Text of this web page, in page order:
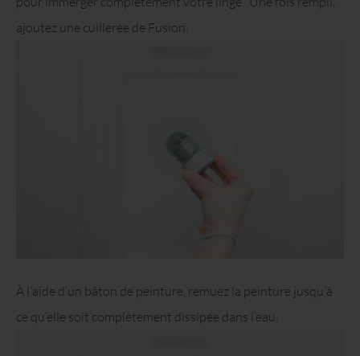
ajoutez une cuillerée de Fusion.
À l’aide d’un bâton de peinture, remuez la peinture jusqu’à
ce qu’elle soit complètement dissipée dans l’eau.